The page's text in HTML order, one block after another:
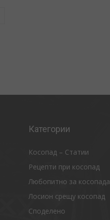
Категории
Косопад – Статии
Рецепти при косопад
Любопитно за косопада
Лосион срещу косопад
Споделено